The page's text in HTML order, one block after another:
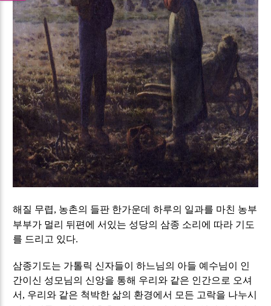
해질 무렵, 농촌의 들판 한가운데 하루의 일과를 마친 농부
부부가 멀리 뒤편에 서있는 성당의 삼종 소리에 따라 기도
를 드리고 있다.
삼종기도는 가톨릭 신자들이 하느님의 아들 예수님이 인
간이신 성모님의 신앙을 통해 우리와 같은 인간으로 오셔
서, 우리와 같은 척박한 삶의 환경에서 모든 고락을 나누시